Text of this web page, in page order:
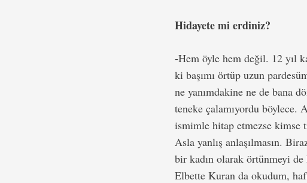
Hidayete mi erdiniz?
-Hem öyle hem değil. 12 yıl
ki başımı örtüp uzun
ne yanımdakine ne de bana
teneke çalamıyordu böylece.
ismimle hitap etmezse kimse
Asla yanlış anlaşılmasın.
bir kadın olarak örtünmeyi
Elbette Kuran da okudum,